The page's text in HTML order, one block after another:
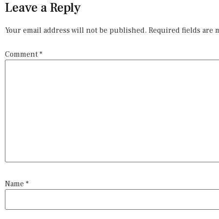
Leave a Reply
Your email address will not be published. Required fields are
Comment *
Name *